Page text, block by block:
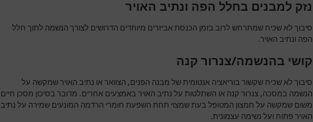
נזק למבנים בחלל הפה ונתיב האויר
סיבוך לא שכיח שמתרחש לרוב בזמן הכנסת אביזרים מיוחדים הדרושים לצורך הנשמה לתוך חלל
הפה ונתיב האויר.
קושי בהנשמה/צנרור קנה
סיבוך לא שכיח שקשור בוריאציה אנטומית של מבנה הפנים, הצוואר או נתיב האויר שמקשה על
הנשמה במסכה, צנרור קנה או השתלטות על נתיב האויר באמצעים אחרים. מדובר בסיכון מסכן חיים
משום שמקשה על חמצון המטופל בעת שמצוי תחת השפעת חומרי הרדמה המונעים שמירה על נתיב
האויר פתוח ועל נשימה עצמונית.